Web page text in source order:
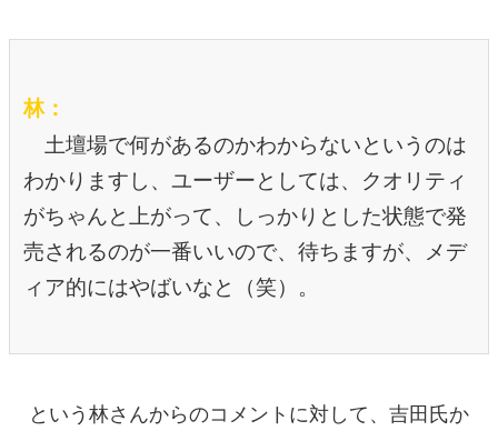
林：
土壇場で何があるのかわからないというのは
わかりますし、ユーザーとしては、クオリティ
がちゃんと上がって、しっかりとした状態で発
売されるのが一番いいので、待ちますが、メデ
ィア的にはやばいなと（笑）。
という林さんからのコメントに対して、吉田氏か